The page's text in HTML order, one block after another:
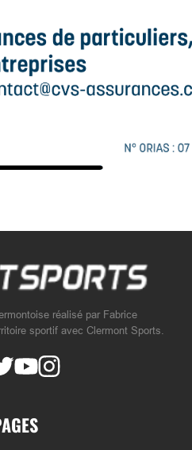
réalisé par Fabrice
sportif avec Clermont Sports.